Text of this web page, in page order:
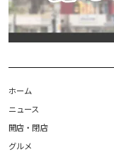
ホーム
ニュース
開店・閉店
グルメ